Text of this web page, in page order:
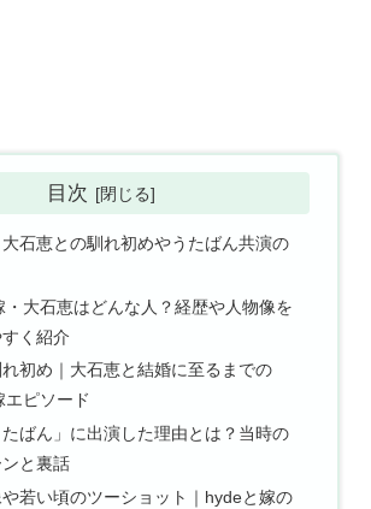
目次
石恵との馴れ初めやうたばん共演の
・大石恵はどんな人？経歴や人物像を
く紹介
初め｜大石恵と結婚に至るまでの
エピソード
ばん」に出演した理由とは？当時の
と裏話
若い頃のツーショット｜hydeと嫁の